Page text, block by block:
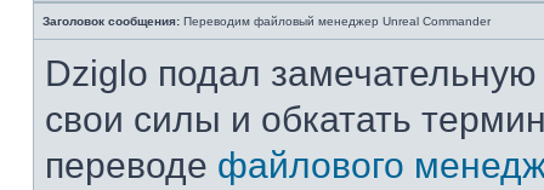
Заголовок сообщения: Переводим файловый менеджер Unreal Commander
Dziglo подал
свои силы и обкатать
переводе файлового